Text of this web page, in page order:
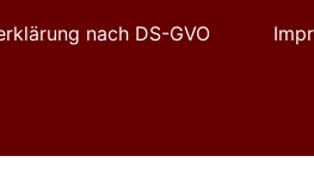
nach DS-GVO